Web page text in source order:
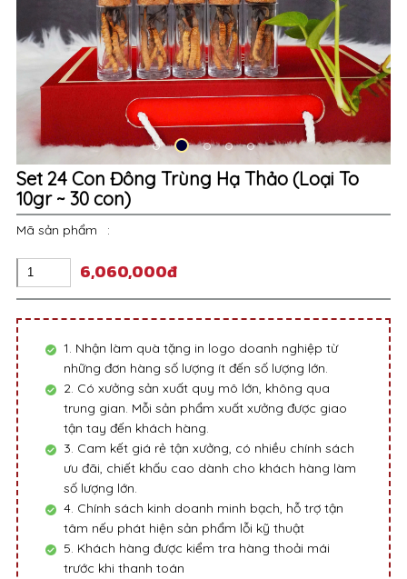
Set 24 Con Đông Trùng Hạ Thảo (Loại To
10gr ~ 30 con)
Mã sản phẩm :
6,060,000đ
1. Nhận làm quà tặng in logo doanh nghiệp từ
những đơn hàng số lượng ít đến số lượng lớn.
2. Có xưởng sản xuất quy mô lớn, không qua
trung gian. Mỗi sản phẩm xuất xưởng được giao
tận tay đến khách hàng.
3. Cam kết giá rẻ tận xưởng, có nhiều chính sách
ưu đãi, chiết khấu cao dành cho khách hàng làm
số lượng lớn.
4. Chính sách kinh doanh minh bạch, hỗ trợ tận
tâm nếu phát hiện sản phẩm lỗi kỹ thuật
5. Khách hàng được kiểm tra hàng thoải mái
trước khi thanh toán